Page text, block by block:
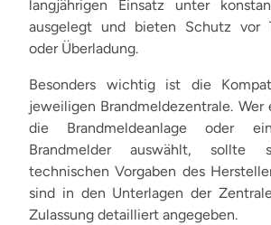
langjährigen Einsatz unter
ausgelegt und bieten Schutz vor
oder Überladung.
Besonders wichtig ist die
jeweiligen Brandmeldezentrale.
die Brandmeldeanlage oder
Brandmelder auswählt,
technischen Vorgaben des
sind in den Unterlagen der
Zulassung detailliert angegeben.